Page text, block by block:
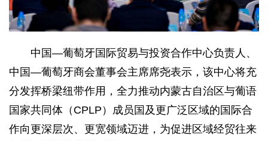
中国—葡萄牙国际贸易与投资合作中心负责人、
中国—葡萄牙商会董事会主席席尧表示，该中心将充
分发挥桥梁纽带作用，全力推动内蒙古自治区与葡语
国家共同体（CPLP）成员国及更广泛区域的国际合
作向更深层次、更宽领域迈进，为促进区域经贸往来